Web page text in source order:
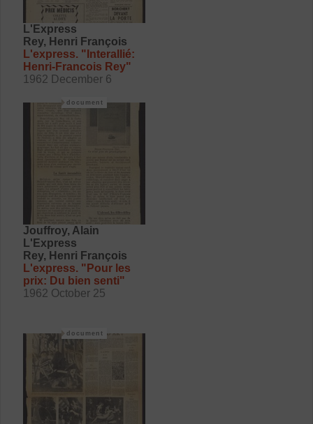
L'Express
Rey, Henri François
L'express. "Interallié:
Henri-Francois Rey"
1962 December 6
Jouffroy, Alain
L'Express
Rey, Henri François
L'express. "Pour les
prix: Du bien senti"
1962 October 25
document
document